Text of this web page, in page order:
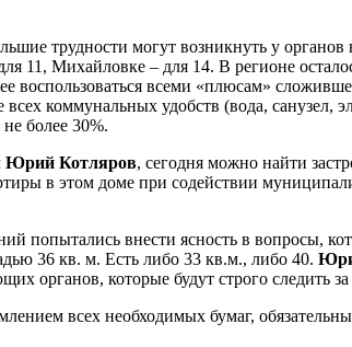
трудности могут возникнуть у органов
11, Михайловке – для 14. В регионе
воспользоваться всеми «плюсам»
коммунальных удобств (вода, санузел,
более 30%.
Юрий Котляров, сегодня можно найти
в этом доме при содействии
попытались внести ясность в вопросы,
36 кв. м. Есть либо 33 кв.м., либо 40.
органов, которые будут строго следить
всех необходимых бумаг,